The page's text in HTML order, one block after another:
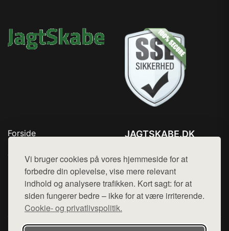
Vi bruger cookies på vores hjemmeside for at
forbedre din oplevelse, vise mere relevant
indhold og analysere trafikken. Kort sagt: for at
siden fungerer bedre – ikke for at være irriterende.
Cookie- og privatlivspolitik.
Forside
Top Rabatter
Blog
Kontakt
JAGTSKABE.DK
Mail: hej@want.dk
Cookie- og privatlivspolitik